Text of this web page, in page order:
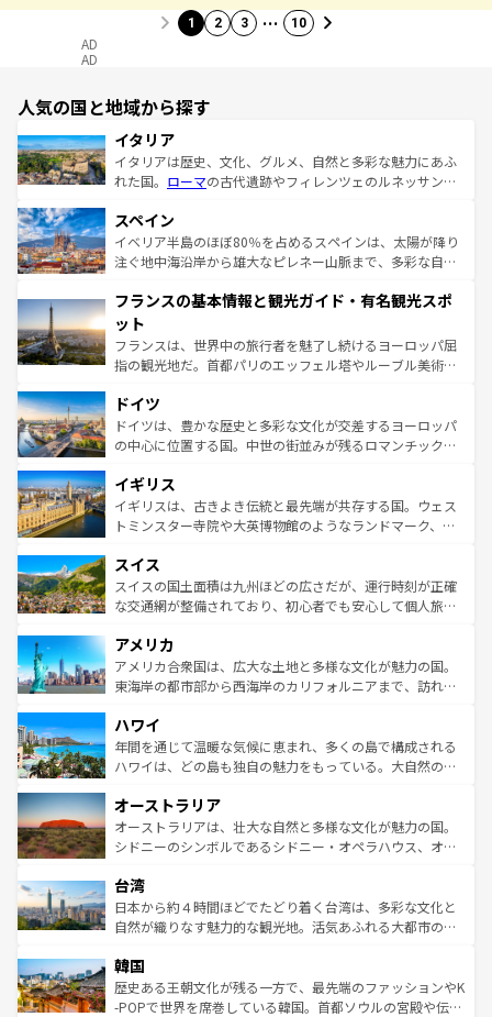
1 2 3 … 10
AD
AD
人気の国と地域から探す
イタリア
イタリアは歴史、文化、グルメ、自然と多彩な魅力にあふ
れた国。 ローマの古代遺跡やフィレンツェのルネッサンス
ろん、トスカーナの美しい田園風景やアマルフィ海岸の絶
景など、自然景観も見逃せない。観光の合間には、本場の
ピザやパスタなど、絶品のイタリア料理を堪能することも
ませてくれるイタリアで、忘れられない旅をしてみよう！
なお、新着のイタリア情報は
しい。
スペイン
イベリア半島のほぼ80％を占めるスペインは、太陽が降り
注ぐ地中海沿岸から雄大なピレネー山脈まで、多彩な自然
文化が根付くこの国では、情熱的なフラメンコ、熱気あふ
れる闘牛、そして美味しいタパスが生活の一部となってい
る。首都マドリードの洗練された雰囲気や、バルセロナの
アートに溢れた街角から、地方では古代ローマ遺跡や中世
せる。地方によって風土や気候が異なるスペインはその個
性で訪れる人を魅了する。 なお、新着のスペイン情報は コ
ンテンツ一覧を参照してほしい。
フランスの基本情報と観光ガイド・有名観光スポ
ット
フランスは、世界中の旅行者を魅了し続けるヨーロッパ屈
指の観光地だ。首都パリのエッフェル塔やルーブル美術館
で、幅広い魅力が詰まっている。華麗な宮殿、歴史的な大
聖堂、美しいビーチ、そして豊かな自然が、訪れる者を心
から魅了する。また、フランスは美食の国としても知ら
いる。シャンパンの発祥地であるランス、プロヴァンスの
香り高いラベンダー畑など、多彩な楽しみ方が可能だ。さ
らに、パリ以外の地域にも魅力が溢れており、どの街角に
れる地方に足を運ぶとそれぞれで全く異なる文化を体験で
きるだろう。 なお、新着のフランス情報はコンテンツ一覧
を参照してほしい。
ドイツ
ドイツは、豊かな歴史と多彩な文化が交差するヨーロッパ
の中心に位置する国。中世の街並みが残るロマンチック街
顔を持つこの国は、どこを歩いても飽きることがない。ベ
ルリンの文化的活気、バイエルン州のアルプスの絶景、そ
してライン川沿いのワイン畑といった風景は必見。ビール
は、お酒好きな人にはぜひ体験してほしい。 なお、新着の
ドイツ情報はコンテンツ一覧を参照してほしい。
イギリス
イギリスは、古きよき伝統と最先端が共存する国。ウェス
トミンスター寺院や大英博物館のようなランドマーク、歴
リアごとに異なる魅力がある。また、優雅なアフタヌーン
ティー、ビール好きにはたまらない英国パブ、サッカー観
戦など、本場だからこそできる体験も豊富。イギリスを旅
ンツ一覧を参照してほしい。
スイス
スイスの国土面積は九州ほどの広さだが、運行時刻が正確
な交通網が整備されており、初心者でも安心して個人旅行
の建物がそのまま残る町や、スイスならではのユニークな
博物館もあり、アルプス観光だけでなく町歩きも満喫する
ことができる。国民の所得が高いため物価も高いが、旅行
ば市内交通費無料で観光を楽しむこともできる。 なお、新
着のスイス情報はコンテンツ一覧 を参照してほしい。
アメリカ
アメリカ合衆国は、広大な土地と多様な文化が魅力の国。
東海岸の都市部から西海岸のカリフォルニアまで、訪れる
のような巨大都市は、観光、ショッピング、エンターテイ
ンメントが詰まった刺激的なスポットだ。一方、アメリカ
西部には大自然が広がり、グランドキャニオンやイエロー
部のニューオーリンズでは、音楽と美食が融合した独特の
文化が魅力。旅行者はアメリカの各地域で異なる魅力を楽
しみながら、その多様性と豊かな歴史を感じることができ
ならではの贅沢な旅のスタイルだ。 なお、新着のアメリカ
情報はコンテンツ一覧を参照してほしい。
ハワイ
年間を通じて温暖な気候に恵まれ、多くの島で構成される
ハワイは、どの島も独自の魅力をもっている。大自然の神
ワイ島は見逃せない。また、定番の観光地といえばオアフ
島だが、静かな自然を求めるならマウイ島やカウアイ島が
おすすめ。エメラルドグリーンに輝く海をはじめ、豊かな
れるおもてなしの心で訪れる人々を迎えてくれるハワイの
人々、おいしいローカルフードやハワイアンミュージッ
ク、伝統的なフラダンスなど、すべてがハワイの魅力を彩
ワイを、存分に味わってほしい。 なお、新着のハワイ情報
はコンテンツ一覧を参照してほしい。
オーストラリア
オーストラリアは、壮大な自然と多様な文化が魅力の国。
シドニーのシンボルであるシドニー・オペラハウス、オー
リアリーフや大陸中央部にそびえるウルル（エアーズロッ
ク）、タスマニアの美しい原生林やケアンズの熱帯雨林な
ど、見どころがたくさん。また、カフェやワイン、オージ
いる。アクティビティも充実しており、サーフィンやダイ
ビング、ハイキングなど、アウトドア好きにはたまらな
い。オーストラリアの多彩な魅力を存分に味わいつくそ
台湾
日本から約４時間ほどでたどり着く台湾は、多彩な文化と
自然が織りなす魅力的な観光地。活気あふれる大都市の台
ン）、静ひつな山岳地帯である台湾東部など、都市の喧騒
と山間の静けさが共存しており、訪れる人に新しい発見と
驚きをもたらしてくれる。また、奥深い台湾の食文化も魅
韓国
歴史ある王朝文化が残る一方で、最先端のファッションやK
-POPで世界を席巻している韓国。首都ソウルの宮殿や伝統